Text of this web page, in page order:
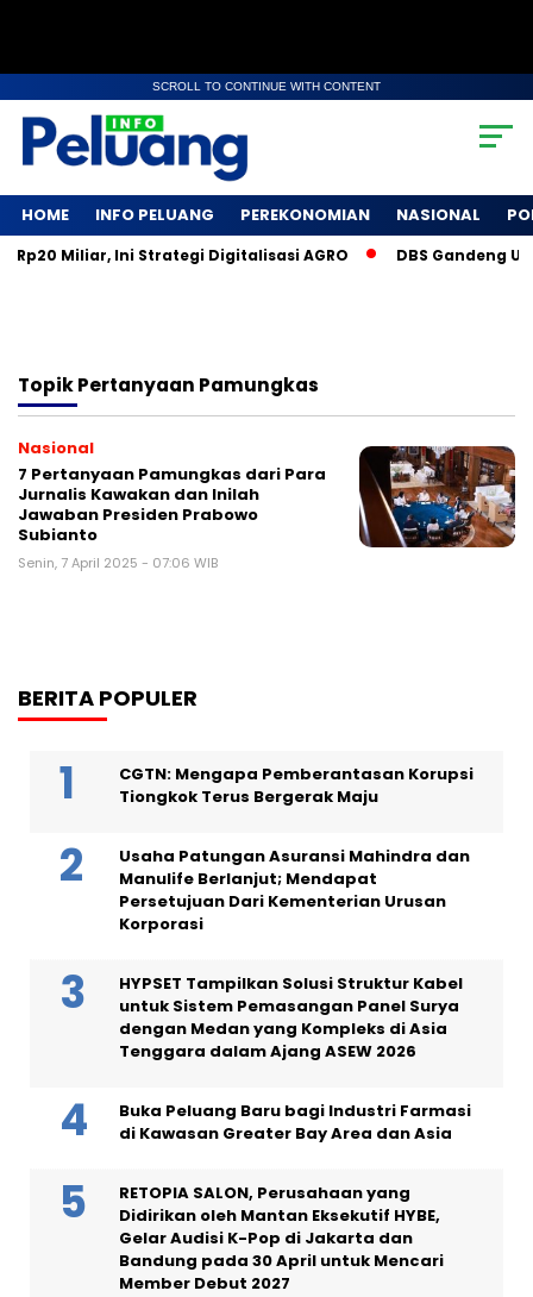
SCROLL TO CONTINUE WITH CONTENT
HOME INFO PELUANG PEREKONOMIAN NASIONAL
Miliar, Ini Strategi Digitalisasi AGRO DBS Gandeng
TopikPertanyaan Pamungkas
Nasional
7 Pertanyaan Pamungkas dari Para
Jurnalis Kawakan dan Inilah
Jawaban Presiden Prabowo
Subianto
Senin, 7 April 2025 - 07:06 WIB
BERITA POPULER
CGTN: Mengapa Pemberantasan Korupsi
Tiongkok Terus Bergerak Maju
Usaha Patungan Asuransi Mahindra dan
Manulife Berlanjut; Mendapat
Persetujuan Dari Kementerian Urusan
Korporasi
HYPSET Tampilkan Solusi Struktur Kabel
untuk Sistem Pemasangan Panel Surya
dengan Medan yang Kompleks di Asia
Tenggara dalam Ajang ASEW 2026
Buka Peluang Baru bagi Industri Farmasi
di Kawasan Greater Bay Area dan Asia
RETOPIA SALON, Perusahaan yang
Didirikan oleh Mantan Eksekutif HYBE,
Gelar Audisi K-Pop di Jakarta dan
Bandung pada 30 April untuk Mencari
Member Debut 2027